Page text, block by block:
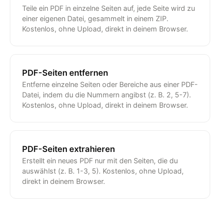
Teile ein PDF in einzelne Seiten auf, jede Seite wird zu
einer eigenen Datei, gesammelt in einem ZIP.
Kostenlos, ohne Upload, direkt in deinem Browser.
PDF-Seiten entfernen
Entferne einzelne Seiten oder Bereiche aus einer PDF-
Datei, indem du die Nummern angibst (z. B. 2, 5-7).
Kostenlos, ohne Upload, direkt in deinem Browser.
PDF-Seiten extrahieren
Erstellt ein neues PDF nur mit den Seiten, die du
auswählst (z. B. 1-3, 5). Kostenlos, ohne Upload,
direkt in deinem Browser.